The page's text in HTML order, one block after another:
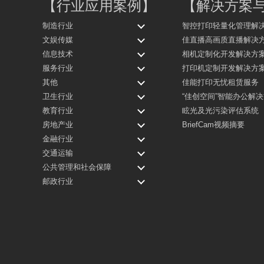
【行业应用案例 】
制造行业
文娱传媒
信息技术
服务行业
其他
卫生行业
教育行业
房地产业
金融行业
交通运输
公共管理和社会保障
邮政行业
【解决方案
智控打印轻量化管理解
佳直播高画质直播解决
相机定制化开发解决方
打印机定制开发解决方
佳能打印无忧租赁服务
“佳创空间”智能办公解
眩光及光污染评估系统
BriefCam视频摘要